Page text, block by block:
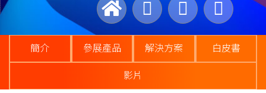
簡介 參展產品 解決方案 白皮書
影片